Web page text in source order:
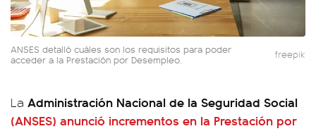
ANSES detalló cuáles son los requisitos para poder
acceder a la Prestación por Desempleo. freepik
La Administración Nacional de la Seguridad Social
(ANSES) anunció incrementos en la Prestación por